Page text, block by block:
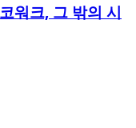
워크, 그 밖의 시